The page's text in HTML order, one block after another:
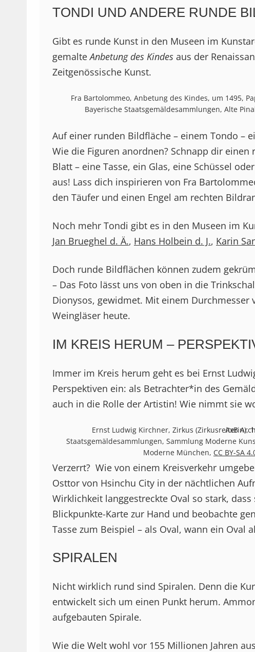
TONDI UND ANDERE RUNDE
Gibt es runde Kunst in den Museen im
gemalteAnbetung des Kindes aus der
Zeitgenössische Kunst.
Fra Bartolommeo, Anbetung des Kindes, um 1495,
Bayerische Staatsgemäldesammlungen, Alte
Auf einer runden Bildfläche – einem Tondo –
Wie die Figuren anordnen? Schnapp dir
Blatt – eine Tasse, ein Glas, eine Schüssel
aus! Lass dich inspirieren von Fra
den Täufer und einen Engel am rechten
Noch mehr Tondi gibt es in den Museen im
Jan Brueghel d. Ä., Hans Holbein d. J., Karin
Doch runde Bildflächen können zudem
– Das Foto lässt uns von oben in die
Dionysos, gewidmet. Mit einem Durchmesser
Weingläser heute.
IM KREIS HERUM –
Immer im Kreis herum geht es bei Ernst
Perspektiven ein: als Betrachter*in des
auch in die Rolle der Artistin! Wie nimmt sie
Ernst Ludwig Kirchner, Zirkus (Zirkusreiterin),
Staatsgemäldesammlungen, Sammlung Moderne
Moderne München, CC BY-SA
AxB
Verzerrt? Wie von einem Kreisverkehr
Osttor von Hsinchu City in der nächtlichen
Wirklichkeit langgestreckte Oval so stark,
Blickpunkte-Karte zur Hand und beobachte
Tasse zum Beispiel – als Oval, wann ein Oval
SPIRALEN
Nicht wirklich rund sind Spiralen. Denn die
entwickelt sich um einen Punkt herum.
aufgebauten Spirale.
Wie die Welt wohl vor 155 Millionen Jahren